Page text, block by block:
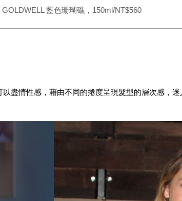
GOLDWELL 藍色珊瑚礁，150ml/NT$560
盡情性感，藉由不同的捲度呈現髮型的層次感，